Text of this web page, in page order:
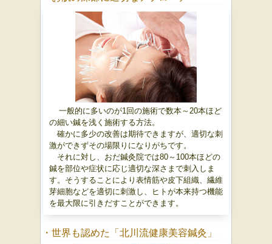
一般的に多いのが1回の施術で数本～20本ほど
の細い鍼を浅く施術する方法。
確かに多少の改善は期待できますが、適切な刺
激ができずその場限りになりがちです。
それに対し、おだ鍼灸院では80～100本ほどの
鍼を部位や症状に応じ適切な深さまで刺入しま
す。そうすることにより表情筋や皮下組織、繊維
芽細胞などを適切に刺激し、ヒトが本来持つ機能
を最大限に引きだすことができます。
・世界も認めた「北川流健康美容鍼灸」